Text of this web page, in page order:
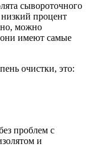
сывороточного
низкий процент
можно
они имеют самые
очистки, это:
проблем с
и